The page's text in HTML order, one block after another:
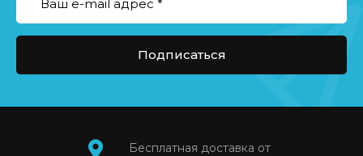
Подписаться
Бесплатная доставка от